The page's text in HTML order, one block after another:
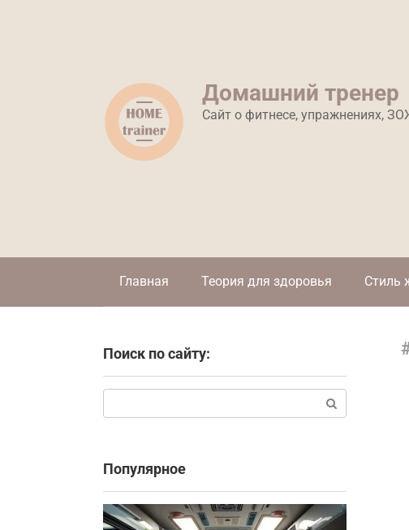
Домашний тренер
Сайт о фитнесе, упражнениях,
Главная Теория для здоровья Стиль
Поиск по сайту:
Популярное